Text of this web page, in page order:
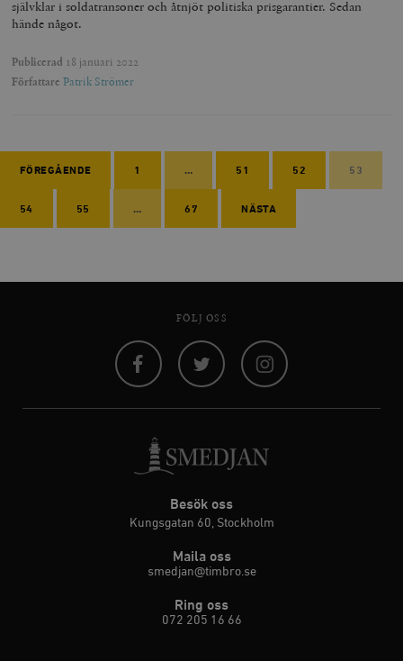
självklar i soldatransoner och åtnjöt politiska prisgarantier. Sedan
hände något.
Publicerad 18 januari 2022
Författare Patrik Strömer
FÖREGÅENDE 1 … 51 52 53
54 55 … 67 NÄSTA
FÖLJ OSS
Besök oss
Kungsgatan 60, Stockholm
Maila oss
smedjan@timbro.se
Ring oss
072 205 16 66